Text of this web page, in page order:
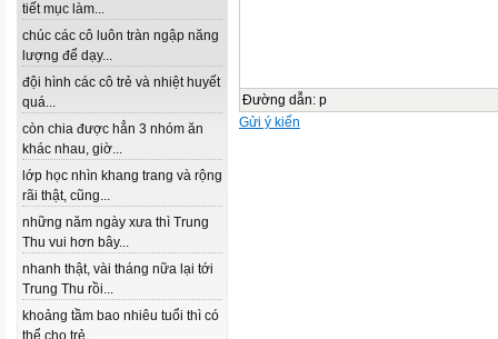
tiết mục làm...
chúc các cô luôn tràn ngập năng
lượng để dạy...
đội hình các cô trẻ và nhiệt huyết
quá...
còn chia được hẳn 3 nhóm ăn
khác nhau, giờ...
lớp học nhìn khang trang và rộng
rãi thật, cũng...
những năm ngày xưa thì Trung
Thu vui hơn bây...
nhanh thật, vài tháng nữa lại tới
Trung Thu rồi...
khoảng tầm bao nhiêu tuổi thì có
thể cho trẻ...
Đường dẫn: p
Gửi ý kiến